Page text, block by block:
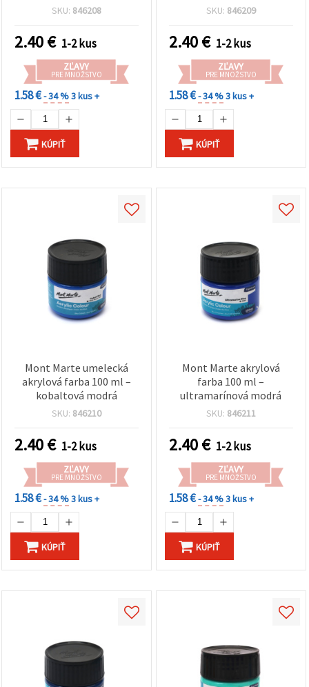
SKU: 846208
2.40€ 1-2 kus
ZĽAVY
PRE MNOŽSTVO
1.58 €- 34 %3 kus +
KÚPIŤ
SKU: 846209
2.40€ 1-2 kus
ZĽAVY
PRE MNOŽSTVO
1.58 €- 34 %3 kus +
KÚPIŤ
Mont Marte umelecká
akrylová farba 100 ml –
kobaltová modrá
SKU: 846210
2.40€ 1-2 kus
ZĽAVY
PRE MNOŽSTVO
1.58 €- 34 %3 kus +
KÚPIŤ
Mont Marte akrylová
farba 100 ml –
ultramarínová modrá
SKU: 846211
2.40€ 1-2 kus
ZĽAVY
PRE MNOŽSTVO
1.58 €- 34 %3 kus +
KÚPIŤ